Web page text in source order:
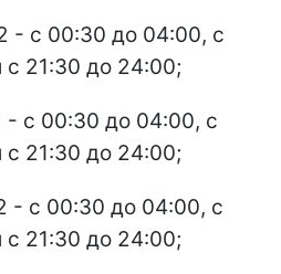
- с 00:30 до 04:00, с
с 21:30 до 24:00;
- с 00:30 до 04:00, с
с 21:30 до 24:00;
- с 00:30 до 04:00, с
с 21:30 до 24:00;